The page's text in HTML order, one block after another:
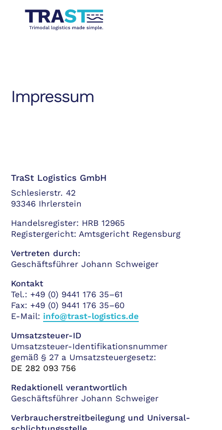
Impressum
TraSt Logistics GmbH
Schlesierstr. 42
93346 Ihrlerstein
Handelsregister: HRB 12965
Registergericht: Amtsgericht Regensburg
Vertreten durch:
Geschäftsführer Johann Schweiger
Kontakt
Tel.: +49 (0) 9441 176 35–61
Fax: +49 (0) 9441 176 35–60
E-Mail: info@trast-logistics.de
Umsatzsteuer-ID
Umsatzsteuer-Identifikationsnummer
gemäß § 27 a Umsatzsteuergesetz:
DE 282 093 756
Redaktionell verantwortlich
Geschäftsführer Johann Schweiger
Verbraucher­streit­beilegung und Universal­